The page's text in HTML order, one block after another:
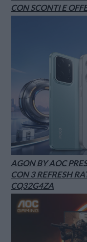
CON SCONTI E
AGON BY AOC
CON 3 REFRESH
CQ32G4ZA